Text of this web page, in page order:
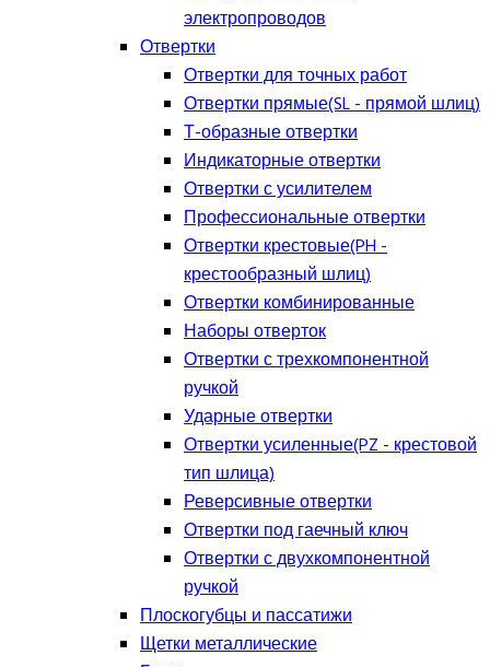
электропроводов
Отвертки
Отвертки для точных работ
Отвертки прямые(SL - прямой шлиц)
Т-образные отвертки
Индикаторные отвертки
Отвертки с усилителем
Профессиональные отвертки
Отвертки крестовые(PH -
крестообразный шлиц)
Отвертки комбинированные
Наборы отверток
Отвертки с трехкомпонентной
ручкой
Ударные отвертки
Отвертки усиленные(PZ - крестовой
тип шлица)
Реверсивные отвертки
Отвертки под гаечный ключ
Отвертки с двухкомпонентной
ручкой
Плоскогубцы и пассатижи
Щетки металлические